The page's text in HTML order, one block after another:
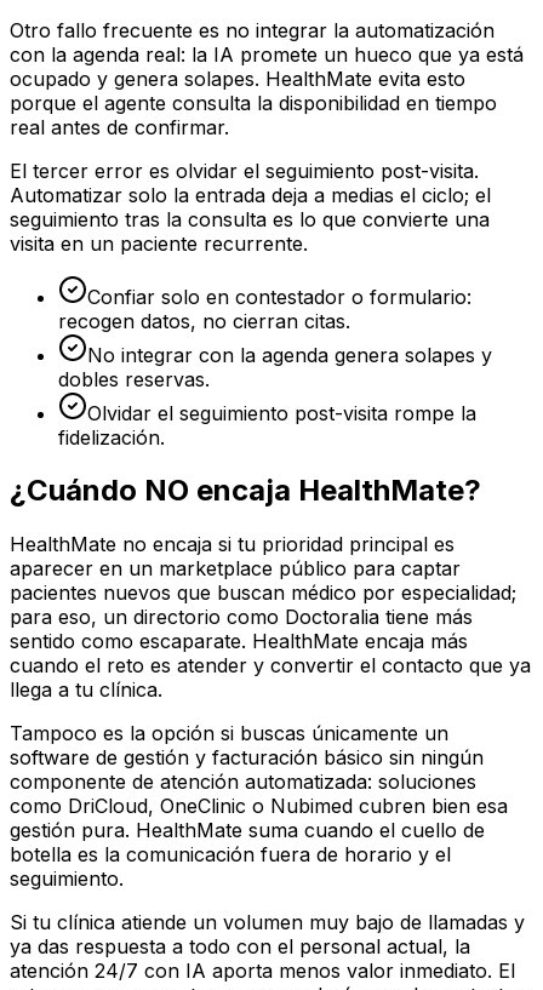
Otro fallo frecuente es no integrar la automatización
con la agenda real: la IA promete un hueco que ya está
ocupado y genera solapes. HealthMate evita esto
porque el agente consulta la disponibilidad en tiempo
real antes de confirmar.
El tercer error es olvidar el seguimiento post-visita.
Automatizar solo la entrada deja a medias el ciclo; el
seguimiento tras la consulta es lo que convierte una
visita en un paciente recurrente.
Confiar solo en contestador o formulario:
recogen datos, no cierran citas.
No integrar con la agenda genera solapes y
dobles reservas.
Olvidar el seguimiento post-visita rompe la
fidelización.
¿Cuándo NO encaja HealthMate?
HealthMate no encaja si tu prioridad principal es
aparecer en un marketplace público para captar
pacientes nuevos que buscan médico por especialidad;
para eso, un directorio como Doctoralia tiene más
sentido como escaparate. HealthMate encaja más
cuando el reto es atender y convertir el contacto que ya
llega a tu clínica.
Tampoco es la opción si buscas únicamente un
software de gestión y facturación básico sin ningún
componente de atención automatizada: soluciones
como DriCloud, OneClinic o Nubimed cubren bien esa
gestión pura. HealthMate suma cuando el cuello de
botella es la comunicación fuera de horario y el
seguimiento.
Si tu clínica atiende un volumen muy bajo de llamadas y
ya das respuesta a todo con el personal actual, la
atención 24/7 con IA aporta menos valor inmediato. El